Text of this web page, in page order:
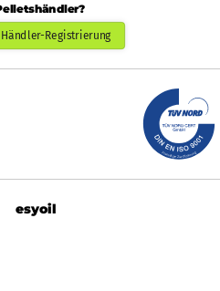
Registrierung
esyoil